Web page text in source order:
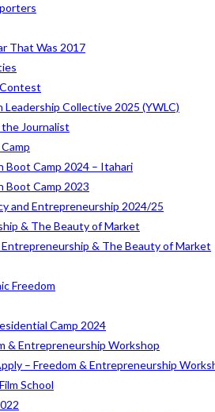
That Was 2017
Leadership Collective 2025 (YWLC)
Journalist
Boot Camp 2024 – Itahari
Boot Camp 2023
and Entrepreneurship 2024/25
& The Beauty of Market
& The Beauty of Market
Freedom
Camp 2024
& Entrepreneurship Workshop
– Freedom & Entrepreneurship
School